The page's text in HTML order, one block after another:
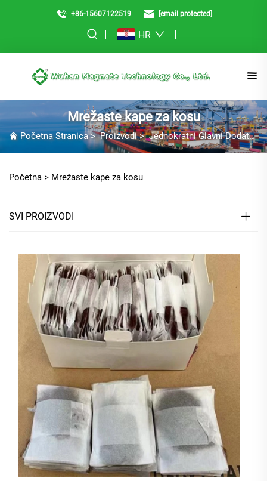
+86-15607122519 [email protected]
HR
Mrežaste kape za kosu
Početna Stranica>Proizvodi>Jednokratni Glavni Dodatak
Početna > Mrežaste kape za kosu
SVI PROIZVODI